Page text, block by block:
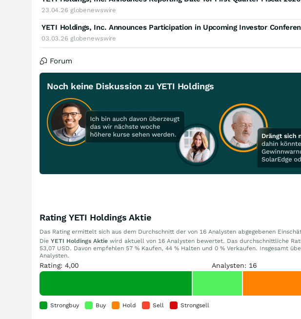
23.04.26 globenewswire
YETI Holdings, Inc. Announces Participation in Upcoming Investor
03.03.26 globenewswire
Forum
Noch keine Diskussion zu YETI Holdings
Rating YETI Holdings Aktie
Das Rating ermittelt sich aus dem Durchschnitt der von 16 Analysten abgegebenen
Die YETI Holdings Aktie wird aktuell von 16 Analysten bewertet. Das durchschnittliche
53,07 USD. Davon empfehlen 57 % Kaufen, 44 % Halten und 0 % Verkaufen. Insgesamt
Analysten.
Rating: 4,00 Analysten: 16
Strongbuy Buy Hold Sell Strongsell